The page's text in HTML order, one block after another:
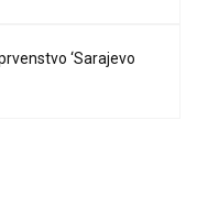
‘Sarajevo